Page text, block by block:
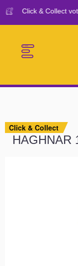
Click & Collect
Click & Collect
HAGHNAR